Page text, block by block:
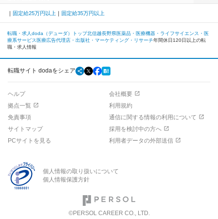
固定給25万円以上 固定給35万円以上
転職・求人doda（デューダ）トップ北信越長野県医薬品・医療機器・ライフサイエンス・医
療系サービス 医療広告代理店・出版社・マーケティング・リサーチ年間休日120日以上の転
職・求人情報
転職サイト dodaをシェア
ヘルプ
会社概要
拠点一覧
利用規約
免責事項
通信に関する情報の利用について
サイトマップ
採用を検討中の方へ
PCサイトを見る
利用者データの外部送信
個人情報の取り扱いについて
個人情報保護方針
©PERSOL CAREER CO., LTD.